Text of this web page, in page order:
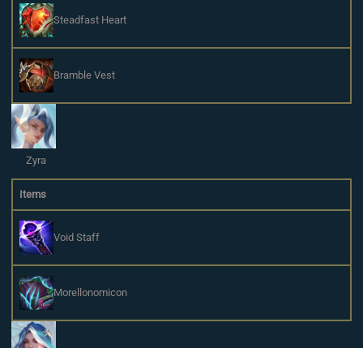
Steadfast Heart
Bramble Vest
Zyra
Items
Void Staff
Morellonomicon